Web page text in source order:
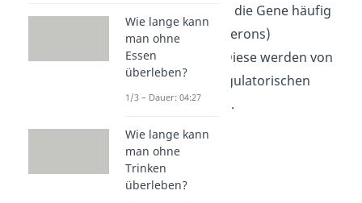
dir vorstellen, dass die Gene häufig
in Abschnitten (Operons)
strukturiert sind. Diese werden von
einer einzelnen regulatorischen
Region kontrolliert.
Wie lange kann
man ohne
Essen
überleben?
1/3 – Dauer: 04:27
Wie lange kann
man ohne
Trinken
überleben?